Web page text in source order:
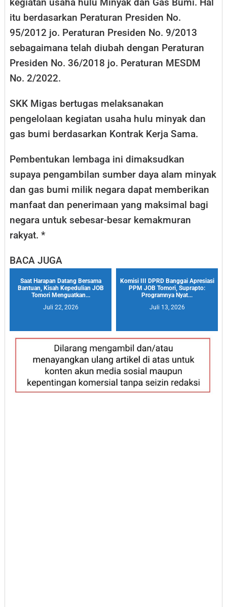
itu berdasarkan Peraturan Presiden No.
95/2012 jo. Peraturan Presiden No. 9/2013
sebagaimana telah diubah dengan Peraturan
Presiden No. 36/2018 jo. Peraturan MESDM
No. 2/2022.
SKK Migas bertugas melaksanakan
pengelolaan kegiatan usaha hulu minyak dan
gas bumi berdasarkan Kontrak Kerja Sama.
Pembentukan lembaga ini dimaksudkan
supaya pengambilan sumber daya alam minyak
dan gas bumi milik negara dapat memberikan
manfaat dan penerimaan yang maksimal bagi
negara untuk sebesar-besar kemakmuran
rakyat. *
BACA JUGA
Saat Harapan Datang Bersama
Bantuan, Kisah Kepedulian JOB
Tomori Menguatkan...
Juli 22, 2026
Komisi III DPRD Banggai Apresiasi
PPM JOB Tomori, Suprapto:
Programnya Nyat...
Juli 13, 2026